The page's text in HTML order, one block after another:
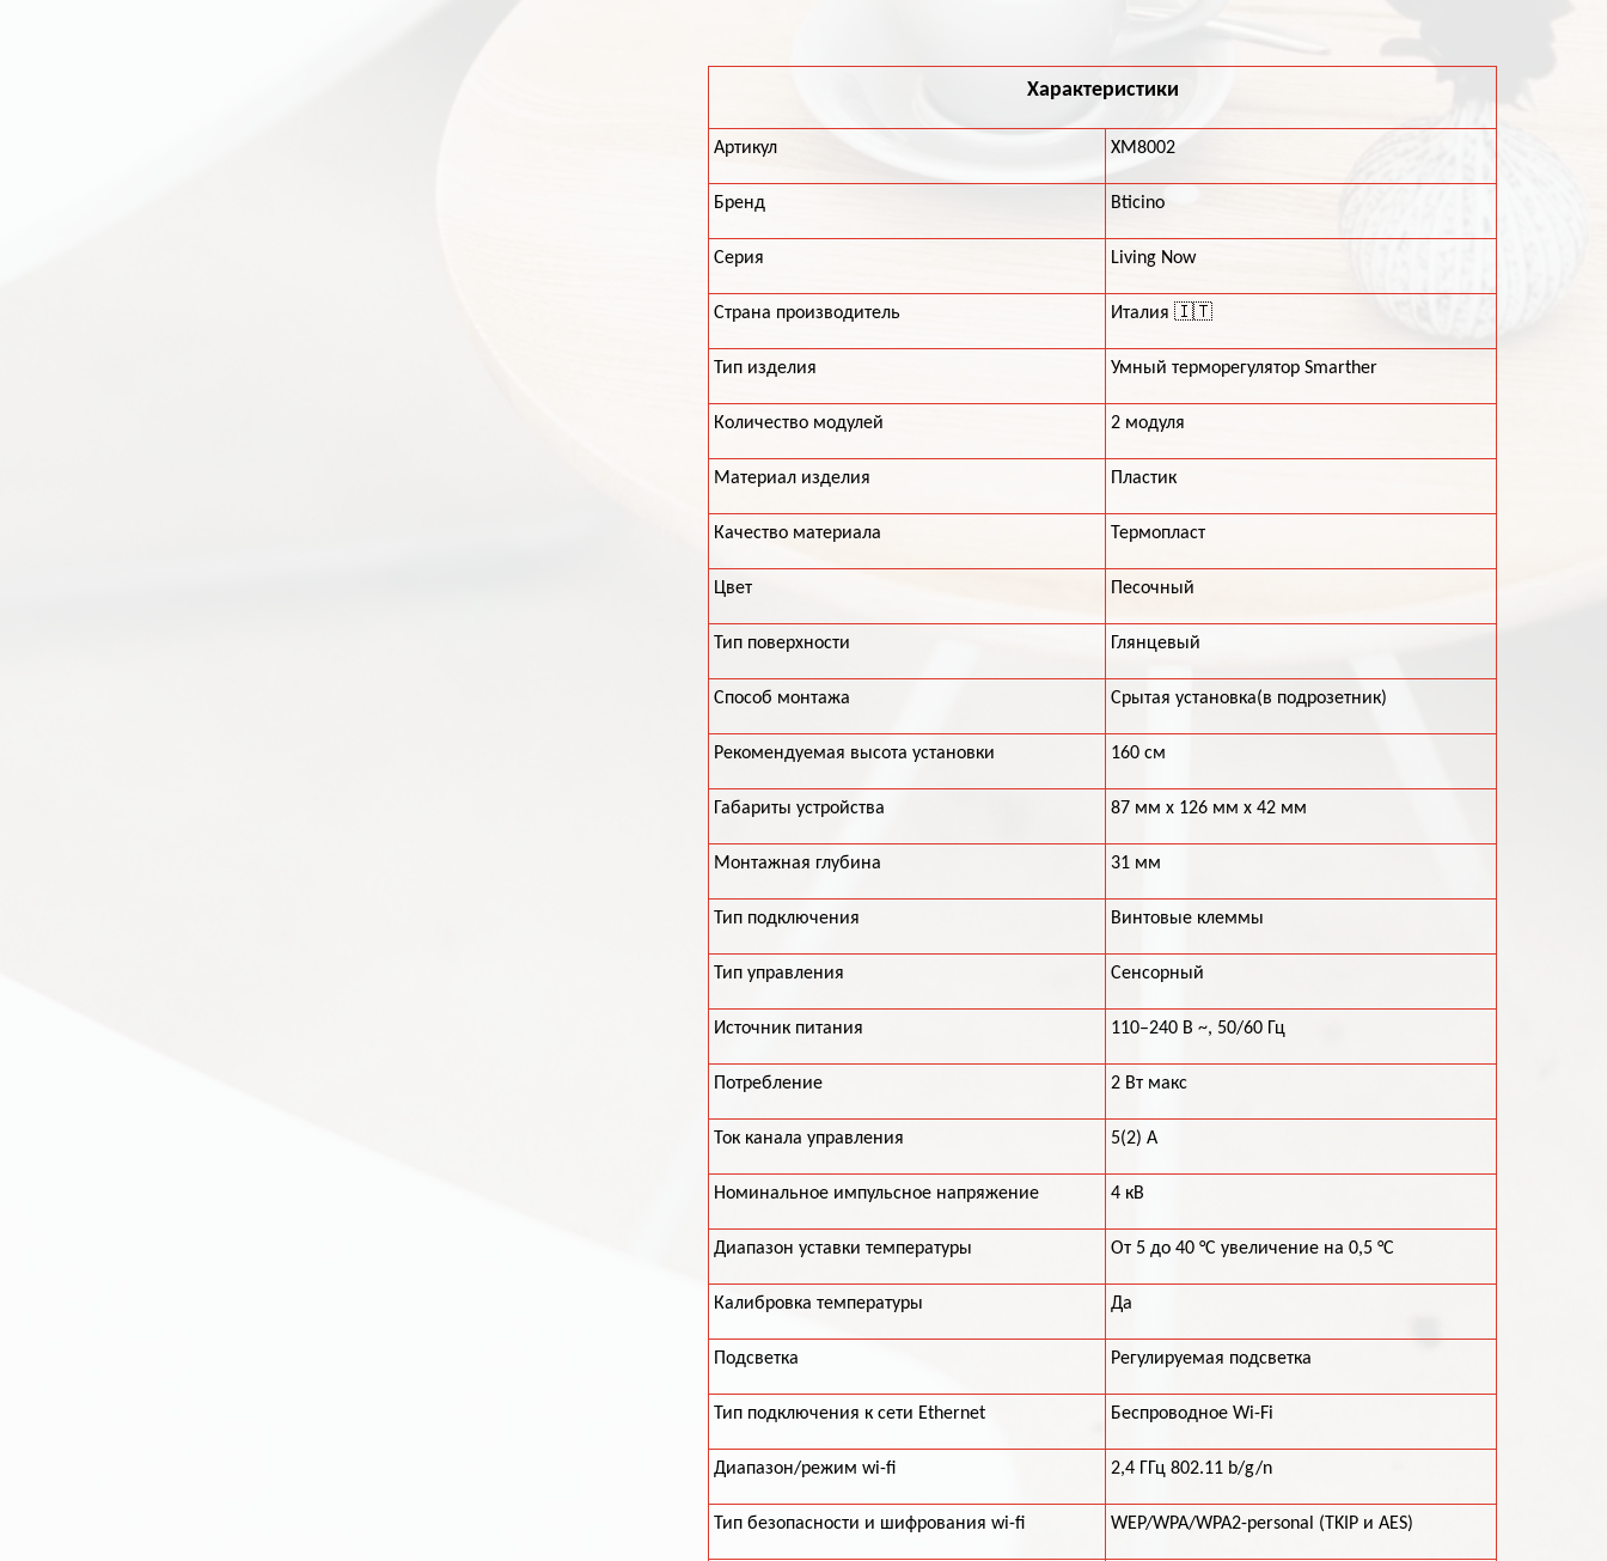
Характеристики
Артикул XM8002
Бренд Bticino
Серия Living Now
Страна производитель Италия 🇮🇹
Тип изделия Умный терморегулятор Smarther
Количество модулей 2 модуля
Материал изделия Пластик
Качество материала Термопласт
Цвет Песочный
Тип поверхности Глянцевый
Способ монтажа Срытая установка(в подрозетник)
Рекомендуемая высота установки 160 см
Габариты устройства 87 мм x 126 мм x 42 мм
Монтажная глубина 31 мм
Тип подключения Винтовые клеммы
Тип управления Сенсорный
Источник питания 110–240 В ~, 50/60 Гц
Потребление 2 Вт макс
Ток канала управления 5(2) A
Номинальное импульсное напряжение 4 кВ
Диапазон уставки температуры От 5 до 40 °C увеличение на 0,5 °C
Калибровка температуры Да
Подсветка Регулируемая подсветка
Тип подключения к сети Ethernet Беспроводное Wi-Fi
Диапазон/режим wi-fi 2,4 ГГц 802.11 b/g/n
Тип безопасности и шифрования wi-fi WEP/WPA/WPA2-personal (TKIP и AES)